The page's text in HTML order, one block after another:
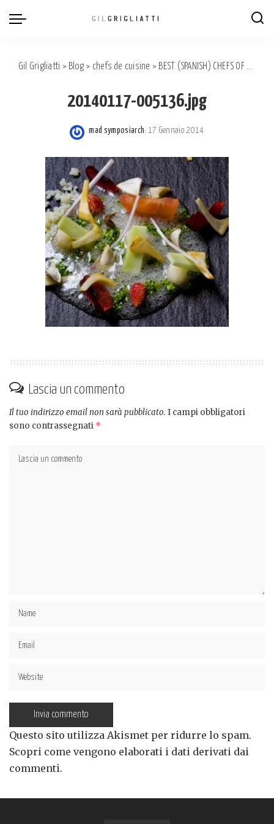
Gil Grigliatti > Blog > chefs de cuisine > BEST (SPANISH) CHEFS OF THE WORLD.
20140117-005136.jpg
Posted
mad symposiarch 17 Gennaio 2014
Lascia un commento
Il tuo indirizzo email non sarà pubblicato. I campi obbligatori
sono contrassegnati *
Questo sito utilizza Akismet per ridurre lo spam.
Scopri come vengono elaborati i dati derivati dai
commenti.